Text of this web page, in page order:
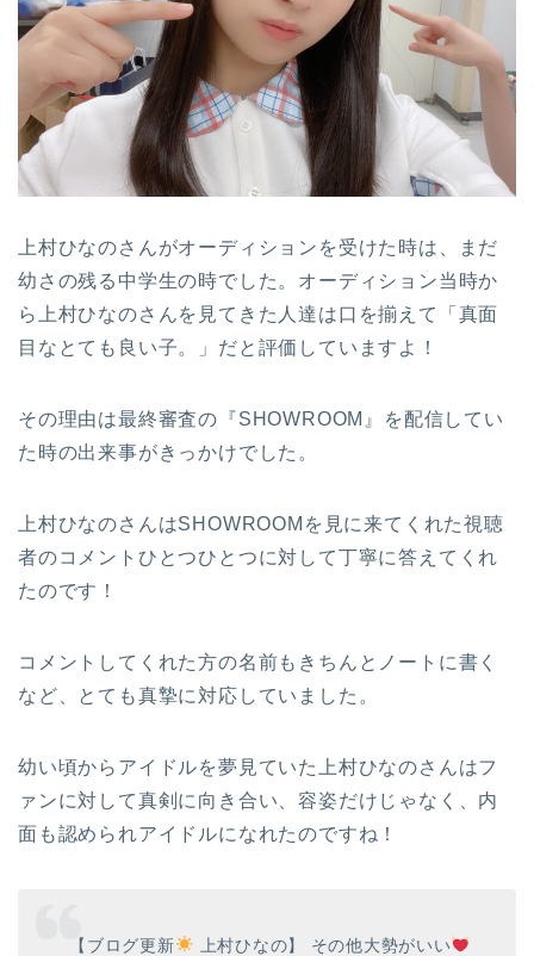
上村ひなのさんがオーディションを受けた時は、まだ
幼さの残る中学生の時でした。オーディション当時か
ら上村ひなのさんを見てきた人達は口を揃えて「真面
目なとても良い子。」だと評価していますよ！
その理由は最終審査の『SHOWROOM』を配信してい
た時の出来事がきっかけでした。
上村ひなのさんはSHOWROOMを見に来てくれた視聴
者のコメントひとつひとつに対して丁寧に答えてくれ
たのです！
コメントしてくれた方の名前もきちんとノートに書く
など、とても真摯に対応していました。
幼い頃からアイドルを夢見ていた上村ひなのさんはフ
ァンに対して真剣に向き合い、容姿だけじゃなく、内
面も認められアイドルになれたのですね！
【ブログ更新 上村ひなの】 その他大勢がいい